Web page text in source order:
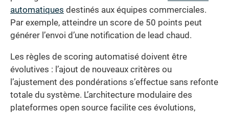
automatiques destinés aux équipes commerciales.
Par exemple, atteindre un score de 50 points peut
générer l’envoi d’une notification de lead chaud.
Les règles de scoring automatisé doivent être
évolutives : l’ajout de nouveaux critères ou
l’ajustement des pondérations s’effectue sans refonte
totale du système. L’architecture modulaire des
plateformes open source facilite ces évolutions,